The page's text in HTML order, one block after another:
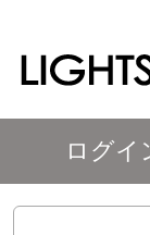
ログイ